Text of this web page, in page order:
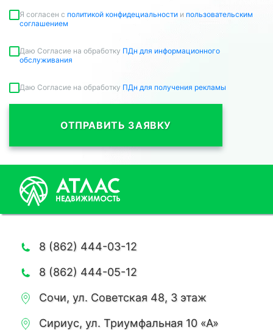
Я согласен c политикой конфидециальности и пользовательским
соглашением
Даю Согласие на обработку ПДн для информационного
обслуживания
Даю Согласие на обработку ПДн для получения рекламы
ОТПРАВИТЬ ЗАЯВКУ
8 (862) 444-03-12
8 (862) 444-05-12
Сочи, ул. Советская 48, 3 этаж
Сириус, ул. Триумфальная 10 «А»